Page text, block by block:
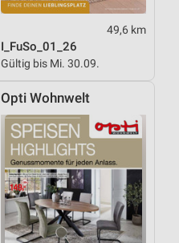
49,6 km
I_FuSo_01_26
Gültig bis Mi. 30.09.
Opti Wohnwelt